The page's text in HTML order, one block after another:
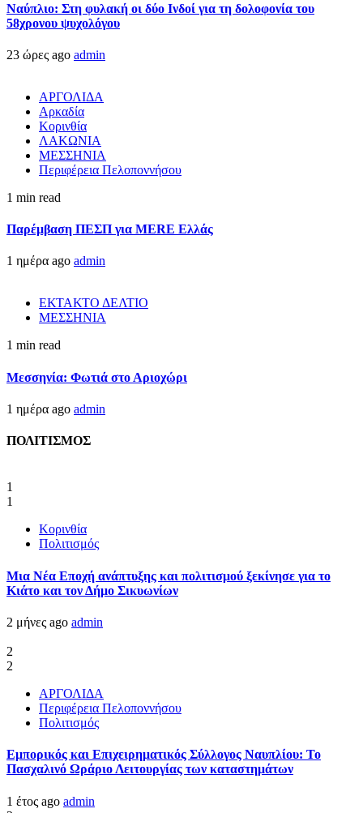
Ναύπλιο: Στη φυλακή οι δύο Ινδοί για τη δολοφονία του
58χρονου ψυχολόγου
23 ώρες ago admin
ΑΡΓΟΛΙΔΑ
Αρκαδία
Κορινθία
ΛΑΚΩΝΙΑ
ΜΕΣΣΗΝΙΑ
Περιφέρεια Πελοποννήσου
1 min read
Παρέμβαση ΠΕΣΠ για MERE Ελλάς
1 ημέρα ago admin
ΕΚΤΑΚΤΟ ΔΕΛΤΙΟ
ΜΕΣΣΗΝΙΑ
1 min read
Μεσσηνία: Φωτιά στο Αριοχώρι
1 ημέρα ago admin
ΠΟΛΙΤΙΣΜΟΣ
1
1
Κορινθία
Πολιτισμός
Μια Νέα Εποχή ανάπτυξης και πολιτισμού ξεκίνησε για το
Κιάτο και τον Δήμο Σικυωνίων
2 μήνες ago admin
2
2
ΑΡΓΟΛΙΔΑ
Περιφέρεια Πελοποννήσου
Πολιτισμός
Εμπορικός και Επιχειρηματικός Σύλλογος Ναυπλίου: Το
Πασχαλινό Ωράριο Λειτουργίας των καταστημάτων
1 έτος ago admin